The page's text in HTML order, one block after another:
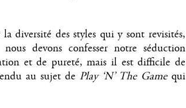
diversité des styles qui y sont revisités,
devons confesser notre séduction
et de pureté, mais il est difficile de
au sujet de Play ‘N’ The Gamequi